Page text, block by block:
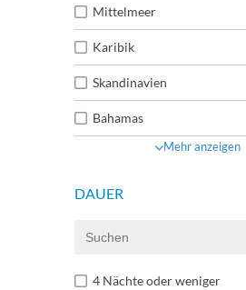
Mittelmeer
Karibik
Skandinavien
Bahamas
Mehr anzeigen
DAUER
4 Nächte oder weniger